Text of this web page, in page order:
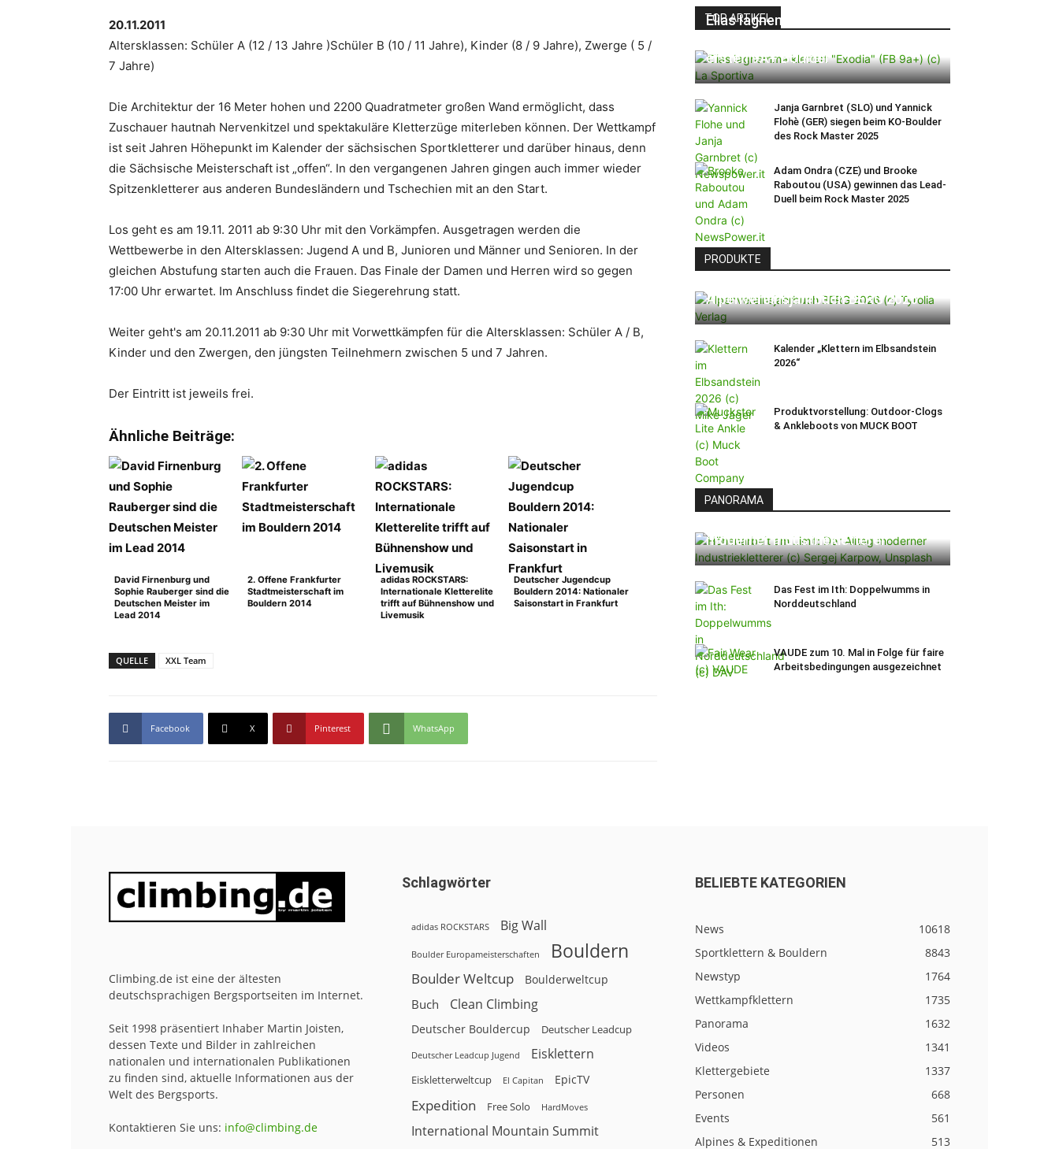
20.11.2011
Altersklassen: Schüler A (12 / 13 Jahre )Schüler B (10 / 11 Jahre), Kinder (8 / 9 Jahre), Zwerge ( 5 /
7 Jahre)
Die Architektur der 16 Meter hohen und 2200 Quadratmeter großen Wand ermöglicht, dass
Zuschauer hautnah Nervenkitzel und spektakuläre Kletterzüge miterleben können. Der Wettkampf
ist seit Jahren Höhepunkt im Kalender der sächsischen Sportkletterer und darüber hinaus, denn
die Sächsische Meisterschaft ist „offen“. In den vergangenen Jahren gingen auch immer wieder
Spitzenkletterer aus anderen Bundesländern und Tschechien mit an den Start.
Los geht es am 19.11. 2011 ab 9:30 Uhr mit den Vorkämpfen. Ausgetragen werden die
Wettbewerbe in den Altersklassen: Jugend A und B, Junioren und Männer und Senioren. In der
gleichen Abstufung starten auch die Frauen. Das Finale der Damen und Herren wird so gegen
17:00 Uhr erwartet. Im Anschluss findet die Siegerehrung statt.
Weiter geht's am 20.11.2011 ab 9:30 Uhr mit Vorwettkämpfen für die Altersklassen: Schüler A / B,
Kinder und den Zwergen, den jüngsten Teilnehmern zwischen 5 und 7 Jahren.
Der Eintritt ist jeweils frei.
Ähnliche Beiträge:
David Firnenburg und
Sophie Rauberger sind die
Deutschen Meister im
Lead 2014
2. Offene Frankfurter
Stadtmeisterschaft im
Bouldern 2014
adidas ROCKSTARS:
Internationale Kletterelite
trifft auf Bühnenshow und
Livemusik
Deutscher Jugendcup
Bouldern 2014: Nationaler
Saisonstart in Frankfurt
QUELLE XXL Team
Facebook X Pinterest WhatsApp
TOP ARTIKEL
Elias Iagnemma klettert „Exodia“:
ersten 9A+ Boulder
Janja Garnbret (SLO) und Yannick
Flohè (GER) siegen beim KO-Boulder
des Rock Master 2025
Adam Ondra (CZE) und Brooke
Raboutou (USA) gewinnen das Lead-
Duell beim Rock Master 2025
PRODUKTE
Alpenvereinsjahrbuch BERG 2026
Kalender „Klettern im Elbsandstein
2026“
Produktvorstellung: Outdoor-Clogs
& Ankleboots von MUCK BOOT
PANORAMA
moderner Industriekletterer
Das Fest im Ith: Doppelwumms in
Norddeutschland
VAUDE zum 10. Mal in Folge für faire
Arbeitsbedingungen ausgezeichnet
Climbing.de ist eine der ältesten
deutschsprachigen Bergsportseiten im Internet.
Seit 1998 präsentiert Inhaber Martin Joisten,
dessen Texte und Bilder in zahlreichen
nationalen und internationalen Publikationen
zu finden sind, aktuelle Informationen aus der
Welt des Bergsports.
Kontaktieren Sie uns: info@climbing.de
Schlagwörter
adidas ROCKSTARS Big Wall
Boulder Europameisterschaften Bouldern
Boulder Weltcup Boulderweltcup
Buch Clean Climbing
Deutscher Bouldercup Deutscher Leadcup
Deutscher Leadcup Jugend Eisklettern
Eiskletterweltcup El Capitan EpicTV
Expedition Free Solo HardMoves
International Mountain Summit
BELIEBTE KATEGORIEN
News
10618
Sportklettern & Bouldern
8843
Newstyp
1764
Wettkampfklettern
1735
Panorama
1632
Videos
1341
Klettergebiete
1337
Personen
668
Events
561
Alpines & Expeditionen
513